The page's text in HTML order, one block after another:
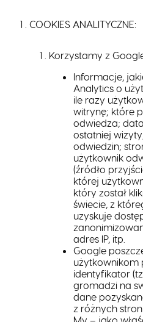
COOKIES ANALITYCZNE:
Korzystamy z
Informacje,
Analytics o
ile razy
witrynę; które
odwiedza;
ostatniej
odwiedzin;
użytkownik
(źródło
której
który został
świecie, z
uzyskuje
adres IP, itp.
Google
użytkownikom
identyfikator
gromadzi na
dane
z różnych